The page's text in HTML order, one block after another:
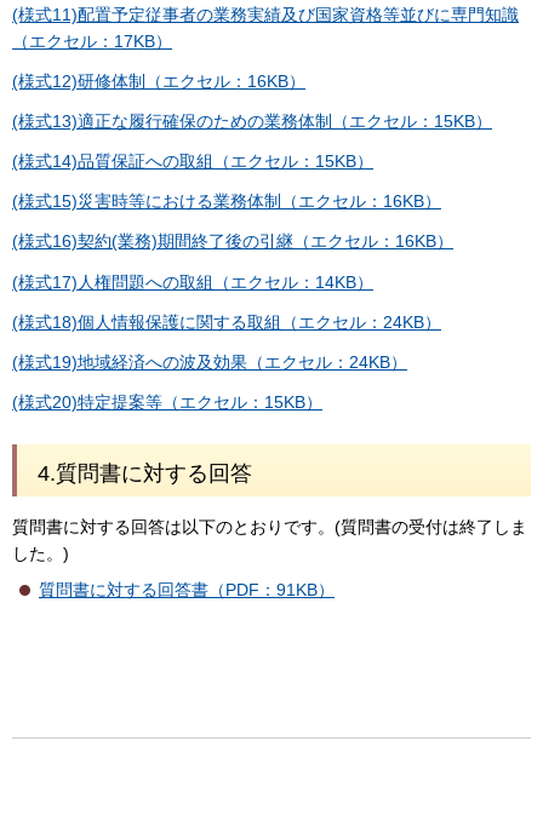
(様式11)配置予定従事者の業務実績及び国家資格等並びに専門知識
（エクセル：17KB）
(様式12)研修体制（エクセル：16KB）
(様式13)適正な履行確保のための業務体制（エクセル：15KB）
(様式14)品質保証への取組（エクセル：15KB）
(様式15)災害時等における業務体制（エクセル：16KB）
(様式16)契約(業務)期間終了後の引継（エクセル：16KB）
(様式17)人権問題への取組（エクセル：14KB）
(様式18)個人情報保護に関する取組（エクセル：24KB）
(様式19)地域経済への波及効果（エクセル：24KB）
(様式20)特定提案等（エクセル：15KB）
4.質問書に対する回答
質問書に対する回答は以下のとおりです。(質問書の受付は終了しま
した。)
質問書に対する回答書（PDF：91KB）